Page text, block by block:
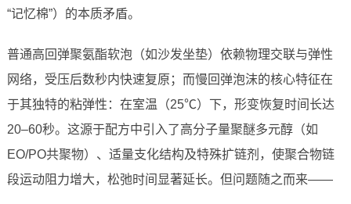
“记忆棉”）的本质矛盾。
普通高回弹聚氨酯软泡（如沙发坐垫）依赖物理交联与弹性
网络，受压后数秒内快速复原；而慢回弹泡沫的核心特征在
于其独特的粘弹性：在室温（25℃）下，形变恢复时间长达
20–60秒。这源于配方中引入了高分子量聚醚多元醇（如
EO/PO共聚物）、适量支化结构及特殊扩链剂，使聚合物链
段运动阻力增大，松弛时间显著延长。但问题随之而来——